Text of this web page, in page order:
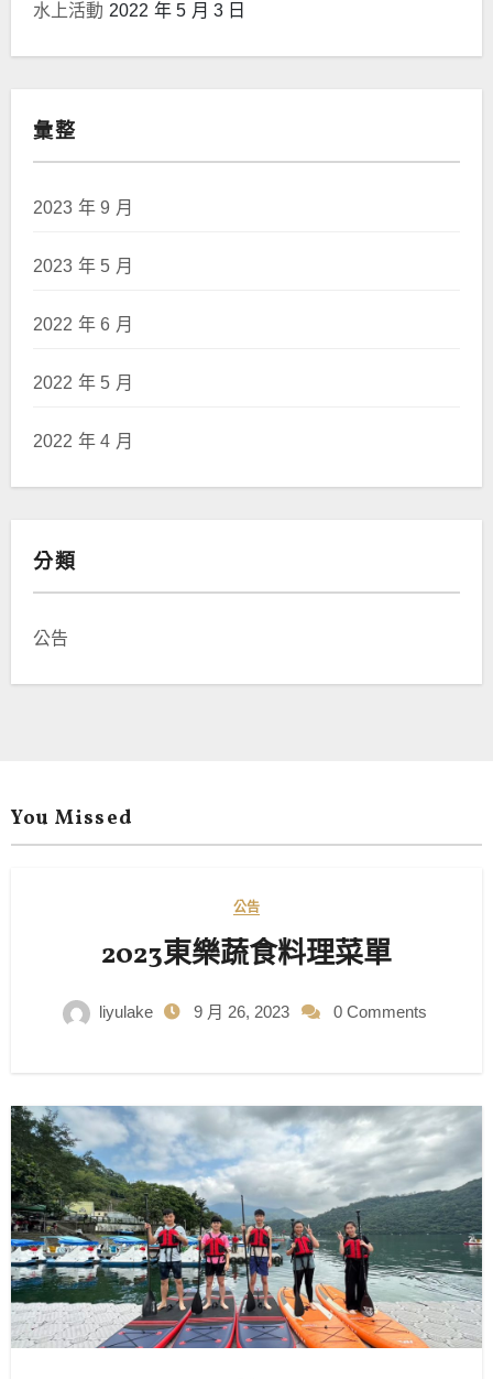
水上活動 2022 年 5 月 3 日
彙整
2023 年 9 月
2023 年 5 月
2022 年 6 月
2022 年 5 月
2022 年 4 月
分類
公告
You Missed
公告
2023東樂蔬食料理菜單
liyulake 9 月 26, 2023 0 Comments